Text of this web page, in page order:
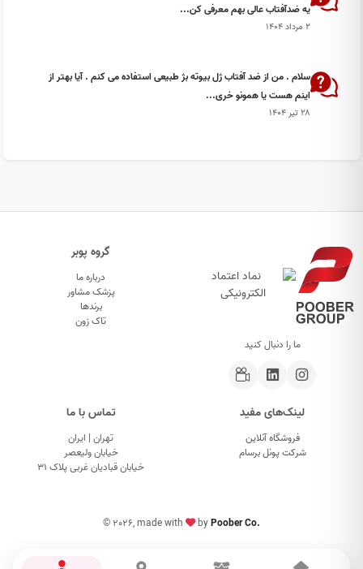
یه ضدآفتاب عالی بهم معرفی کن...
۲ مرداد ۱۴۰۴
سلام . من از ضد آفتاب ژل بیوته بژ طبیعی استفاده می کنم . آیا بهتر از
اینم هست یا همونو خری...
۲۸ تیر ۱۴۰۴
ما را دنبال کنید
گروه پوبر
درباره ما
پزشک مشاور
برندها
تاک زون
لینک‌های مفید
فروشگاه آنلاین
شرکت پونل برسام
تماس با ما
تهران | ایران
خیابان ولیعصر
خیابان قبادیان غربی پلاک ۳۱
© 2026, made with byPoober Co.